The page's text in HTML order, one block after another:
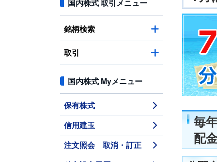
国内株式 取引メニュー
銘柄検索
取引
国内株式 Myメニュー
保有株式
信用建玉
注文照会 取消・訂正
毎
配